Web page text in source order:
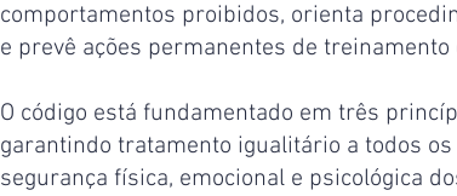
comportamentos proibidos, orienta
e prevê ações permanentes de
O código está fundamentado em três
garantindo tratamento igualitário a todos
segurança física, emocional e psicológica